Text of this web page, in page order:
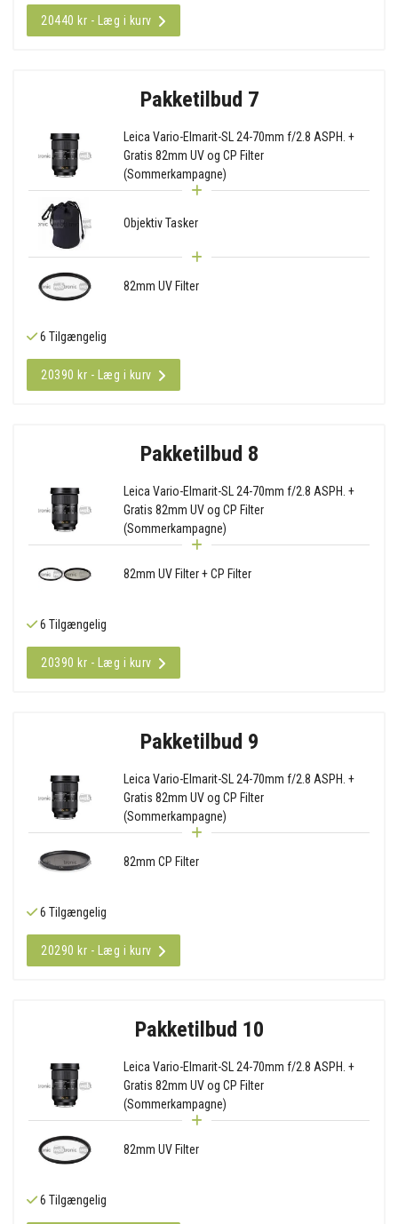
20440 kr - Læg i kurv
Pakketilbud 7
Leica Vario-Elmarit-SL 24-70mm f/2.8 ASPH. +
Gratis 82mm UV og CP Filter
(Sommerkampagne)
Objektiv Tasker
82mm UV Filter
6 Tilgængelig
20390 kr - Læg i kurv
Pakketilbud 8
Leica Vario-Elmarit-SL 24-70mm f/2.8 ASPH. +
Gratis 82mm UV og CP Filter
(Sommerkampagne)
82mm UV Filter + CP Filter
6 Tilgængelig
20390 kr - Læg i kurv
Pakketilbud 9
Leica Vario-Elmarit-SL 24-70mm f/2.8 ASPH. +
Gratis 82mm UV og CP Filter
(Sommerkampagne)
82mm CP Filter
6 Tilgængelig
20290 kr - Læg i kurv
Pakketilbud 10
Leica Vario-Elmarit-SL 24-70mm f/2.8 ASPH. +
Gratis 82mm UV og CP Filter
(Sommerkampagne)
82mm UV Filter
6 Tilgængelig